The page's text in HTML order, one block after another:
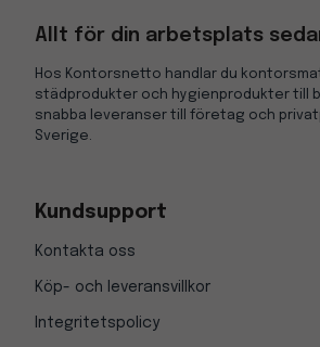
Allt för din arbetsplats
Hos Kontorsnetto handlar du
städprodukter och hygienprodukter till
snabba leveranser till företag och
Sverige.
Kundsupport
Kontakta oss
Köp- och leveransvillkor
Integritetspolicy